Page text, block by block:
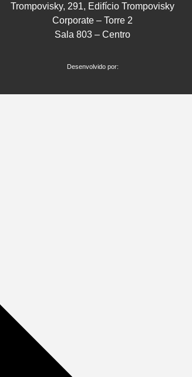
Trompovisky, 291, Edifício Trompovisky
Corporate – Torre 2
Sala 803 – Centro
Desenvolvido por: